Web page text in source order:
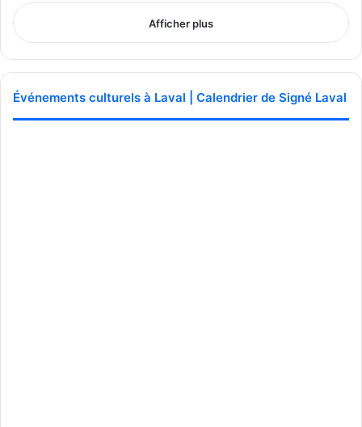
Afficher plus
Événements culturels à Laval | Calendrier de Signé Laval